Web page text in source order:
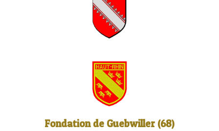
Fondation de Guebwiller (68)